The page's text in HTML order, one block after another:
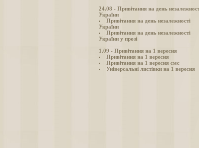
24.08 - Привітання на день
України
Привітання на день незалежності
України
Привітання на день незалежності
України у прозі
1.09 - Привітання на 1 вересня
Привітання на 1 вересня
Привітання на 1 вересня смс
Універсальні листівки на 1 вересня